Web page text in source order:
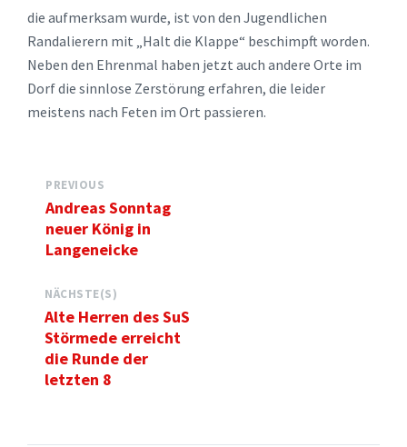
die aufmerksam wurde, ist von den Jugendlichen
Randalierern mit „Halt die Klappe“ beschimpft worden.
Neben den Ehrenmal haben jetzt auch andere Orte im
Dorf die sinnlose Zerstörung erfahren, die leider
meistens nach Feten im Ort passieren.
PREVIOUS
Andreas Sonntag
neuer König in
Langeneicke
NÄCHSTE(S)
Alte Herren des SuS
Störmede erreicht
die Runde der
letzten 8